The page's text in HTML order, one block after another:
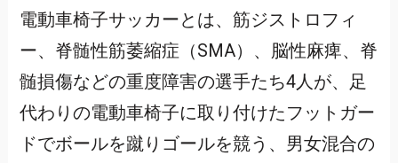
電動車椅子サッカーとは、筋ジストロフィ
ー、脊髄性筋萎縮症（SMA）、脳性麻痺、脊
髄損傷などの重度障害の選手たち4人が、足
代わりの電動車椅子に取り付けたフットガー
ドでボールを蹴りゴールを競う、男女混合の